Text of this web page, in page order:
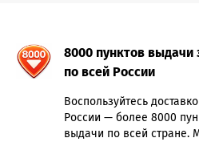
8000 пунктов выдачи
по всей России
Воспользуйтесь
России — более 8000
выдачи по всей стране.